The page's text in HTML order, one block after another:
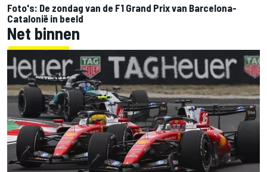
Foto's: De zondag van de F1 Grand Prix van Barcelona-
Catalonië in beeld
Net binnen